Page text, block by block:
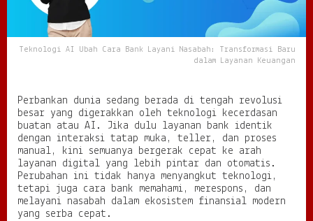
L
a
i
N
a
s
a
b
a
h
:
Teknologi AI Ubah Cara Bank Layani Nasabah: Transformasi Baru
dalam Layanan Keuangan
Perbankan dunia sedang berada di tengah revolusi
besar yang digerakkan oleh teknologi kecerdasan
buatan atau AI. Jika dulu layanan bank identik
dengan interaksi tatap muka, teller, dan proses
manual, kini semuanya bergerak cepat ke arah
layanan digital yang lebih pintar dan otomatis.
Perubahan ini tidak hanya menyangkut teknologi,
tetapi juga cara bank memahami, merespons, dan
melayani nasabah dalam ekosistem finansial modern
yang serba cepat.